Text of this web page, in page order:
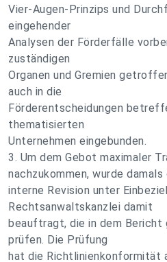
Vier-Augen-Prinzips und
eingehender
Analysen der Förderfälle
zuständigen
Organen und Gremien
auch in die
Förderentscheidungen
thematisierten
Unternehmen eingebunden.
3. Um dem Gebot maximaler
nachzukommen, wurde damals
interne Revision unter
Rechtsanwaltskanzlei damit
beauftragt, die in dem Bericht
prüfen. Die Prüfung
hat die Richtlinienkonformität